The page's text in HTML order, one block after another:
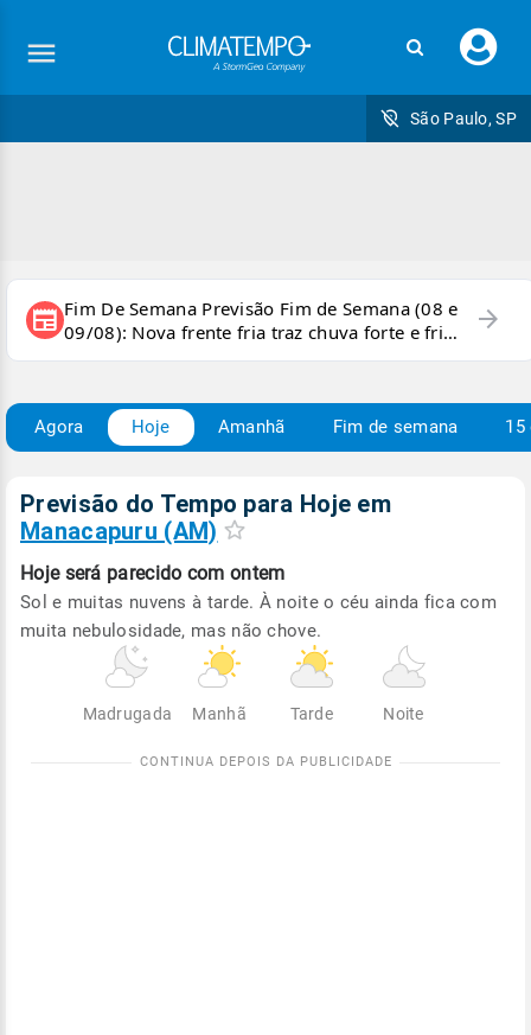
seu
São Paulo, SP
newspaper Fim De Semana Previsão Fim de Semana (08 e
09/08): Nova frente fria traz chuva forte e frio
para áreas do país
arrow_forward
Agora Hoje Amanhã Fim de semana 15
Previsão do Tempo para Hoje em
Manacapuru (AM)
Hoje será parecido com ontem
Sol e muitas nuvens à tarde. À noite o céu ainda fica com
muita nebulosidade, mas não chove.
Madrugada Manhã Tarde Noite